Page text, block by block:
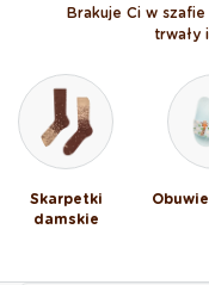
Brakuje Ci w
trwały
Skarpetki
damskie